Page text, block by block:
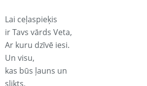
Lai ceļaspieķis
ir Tavs vārds Veta,
Ar kuru dzīvē iesi.
Un visu,
kas būs ļauns un
slikts,